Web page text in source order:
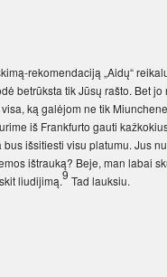
rekomendaciją „Aidų“
betrūksta tik Jūsų rašto. Bet
ką galėjom ne tik
iš Frankfurto gauti
išsitiesti visu platumu. Jus
ištrauką? Beje, man labai
liudijimą.9 Tad lauksiu.